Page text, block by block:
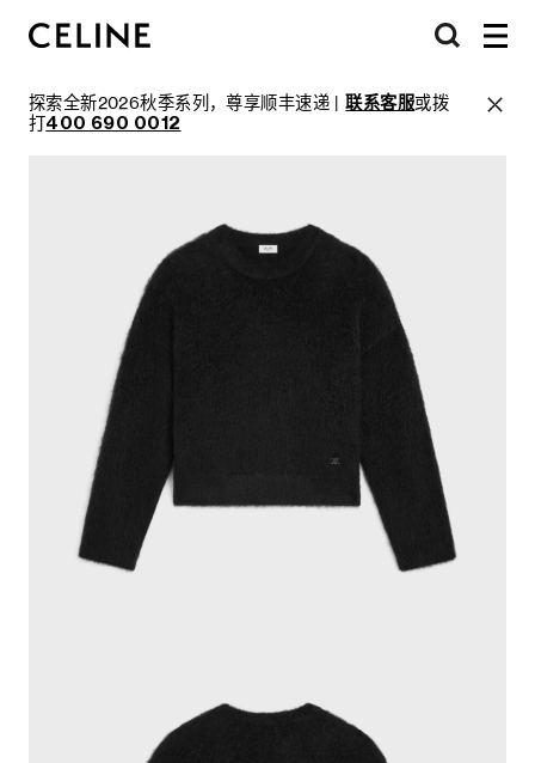
探索全新2026秋季系列，尊享顺丰速递 |联系客服或拨
打400 690 0012